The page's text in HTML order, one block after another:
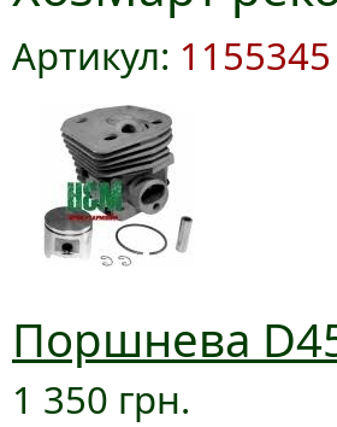
Артикул: 1155345
Поршнева
1 350 грн.